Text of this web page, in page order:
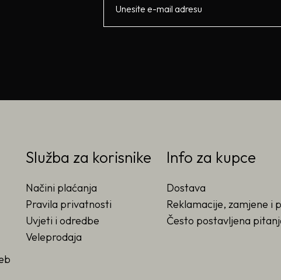
Služba za korisnike
Načini plaćanja
Pravila privatnosti
Uvjeti i odredbe
Veleprodaja
Info za kupce
Dostava
Reklamacije, zamjene i
Često postavljena